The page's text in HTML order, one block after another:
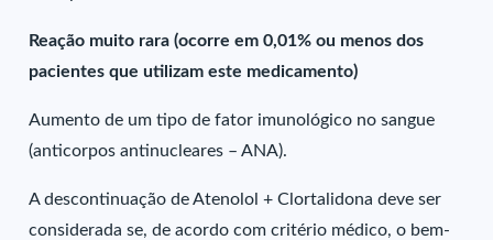
Reação muito rara (ocorre em 0,01% ou menos dos
pacientes que utilizam este medicamento)
Aumento de um tipo de fator imunológico no sangue
(anticorpos antinucleares – ANA).
A descontinuação de Atenolol + Clortalidona deve ser
considerada se, de acordo com critério médico, o bem-